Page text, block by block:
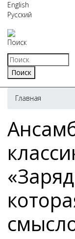
English
Русский
Поиск
Главная